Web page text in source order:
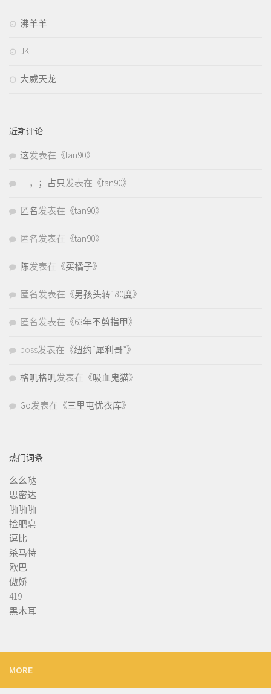
沸羊羊
JK
大威天龙
近期评论
这发表在《tan90》
，；占只发表在《tan90》
匿名发表在《tan90》
匿名发表在《tan90》
陈发表在《买橘子》
匿名发表在《男孩头转180度》
匿名发表在《63年不剪指甲》
boss发表在《纽约“犀利哥”》
格叽格叽发表在《吸血鬼猫》
Go发表在《三里屯优衣库》
热门词条
么么哒
思密达
啪啪啪
捡肥皂
逗比
杀马特
欧巴
傲娇
419
黑木耳
MORE